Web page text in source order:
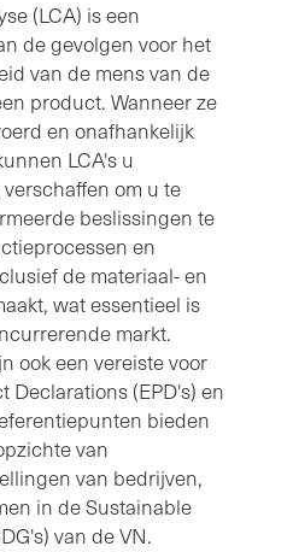
(LCA) is een
de gevolgen voor het
van de mens van de
product. Wanneer ze
en onafhankelijk
LCA's u
om u te
beslissingen te
en
de materiaal- en
wat essentieel is
markt.
ook een vereiste voor
Declarations (EPD's) en
bieden
van
van bedrijven,
in de Sustainable
van de VN.